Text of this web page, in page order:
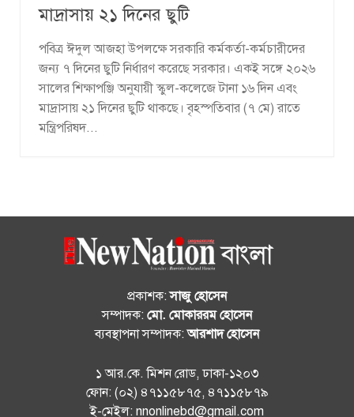
মাদ্রাসায় ২১ দিনের ছুটি
পবিত্র ঈদুল আজহা উপলক্ষে সরকারি কর্মকর্তা-কর্মচারীদের
জন্য ৭ দিনের ছুটি নির্ধারণ করেছে সরকার। একই সঙ্গে ২০২৬
সালের শিক্ষাপঞ্জি অনুযায়ী স্কুল-কলেজে টানা ১৬ দিন এবং
মাদ্রাসায় ২১ দিনের ছুটি থাকছে। বৃহস্পতিবার (৭ মে) রাতে
মন্ত্রিপরিষদ...
প্রকাশক:সাজু হোসেন
সম্পাদক: মো. মোকাররম হোসেন
ব্যবস্থাপনা সম্পাদক:আরশাদ হোসেন
১ আর.কে. মিশন রোড, ঢাকা-১২০৩
ফোন: (০২) ৪৭১১৫৮৭৫, ৪৭১১৫৮৭৯
ই-মেইল: nnonlinebd@gmail.com